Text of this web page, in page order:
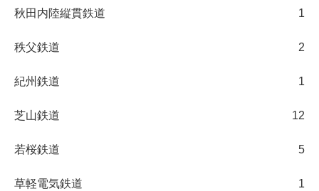
秋田内陸縦貫鉄道 1
秩父鉄道 2
紀州鉄道 1
芝山鉄道 12
若桜鉄道 5
草軽電気鉄道 1